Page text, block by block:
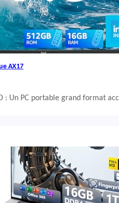
AX17
: Un PC portable grand format